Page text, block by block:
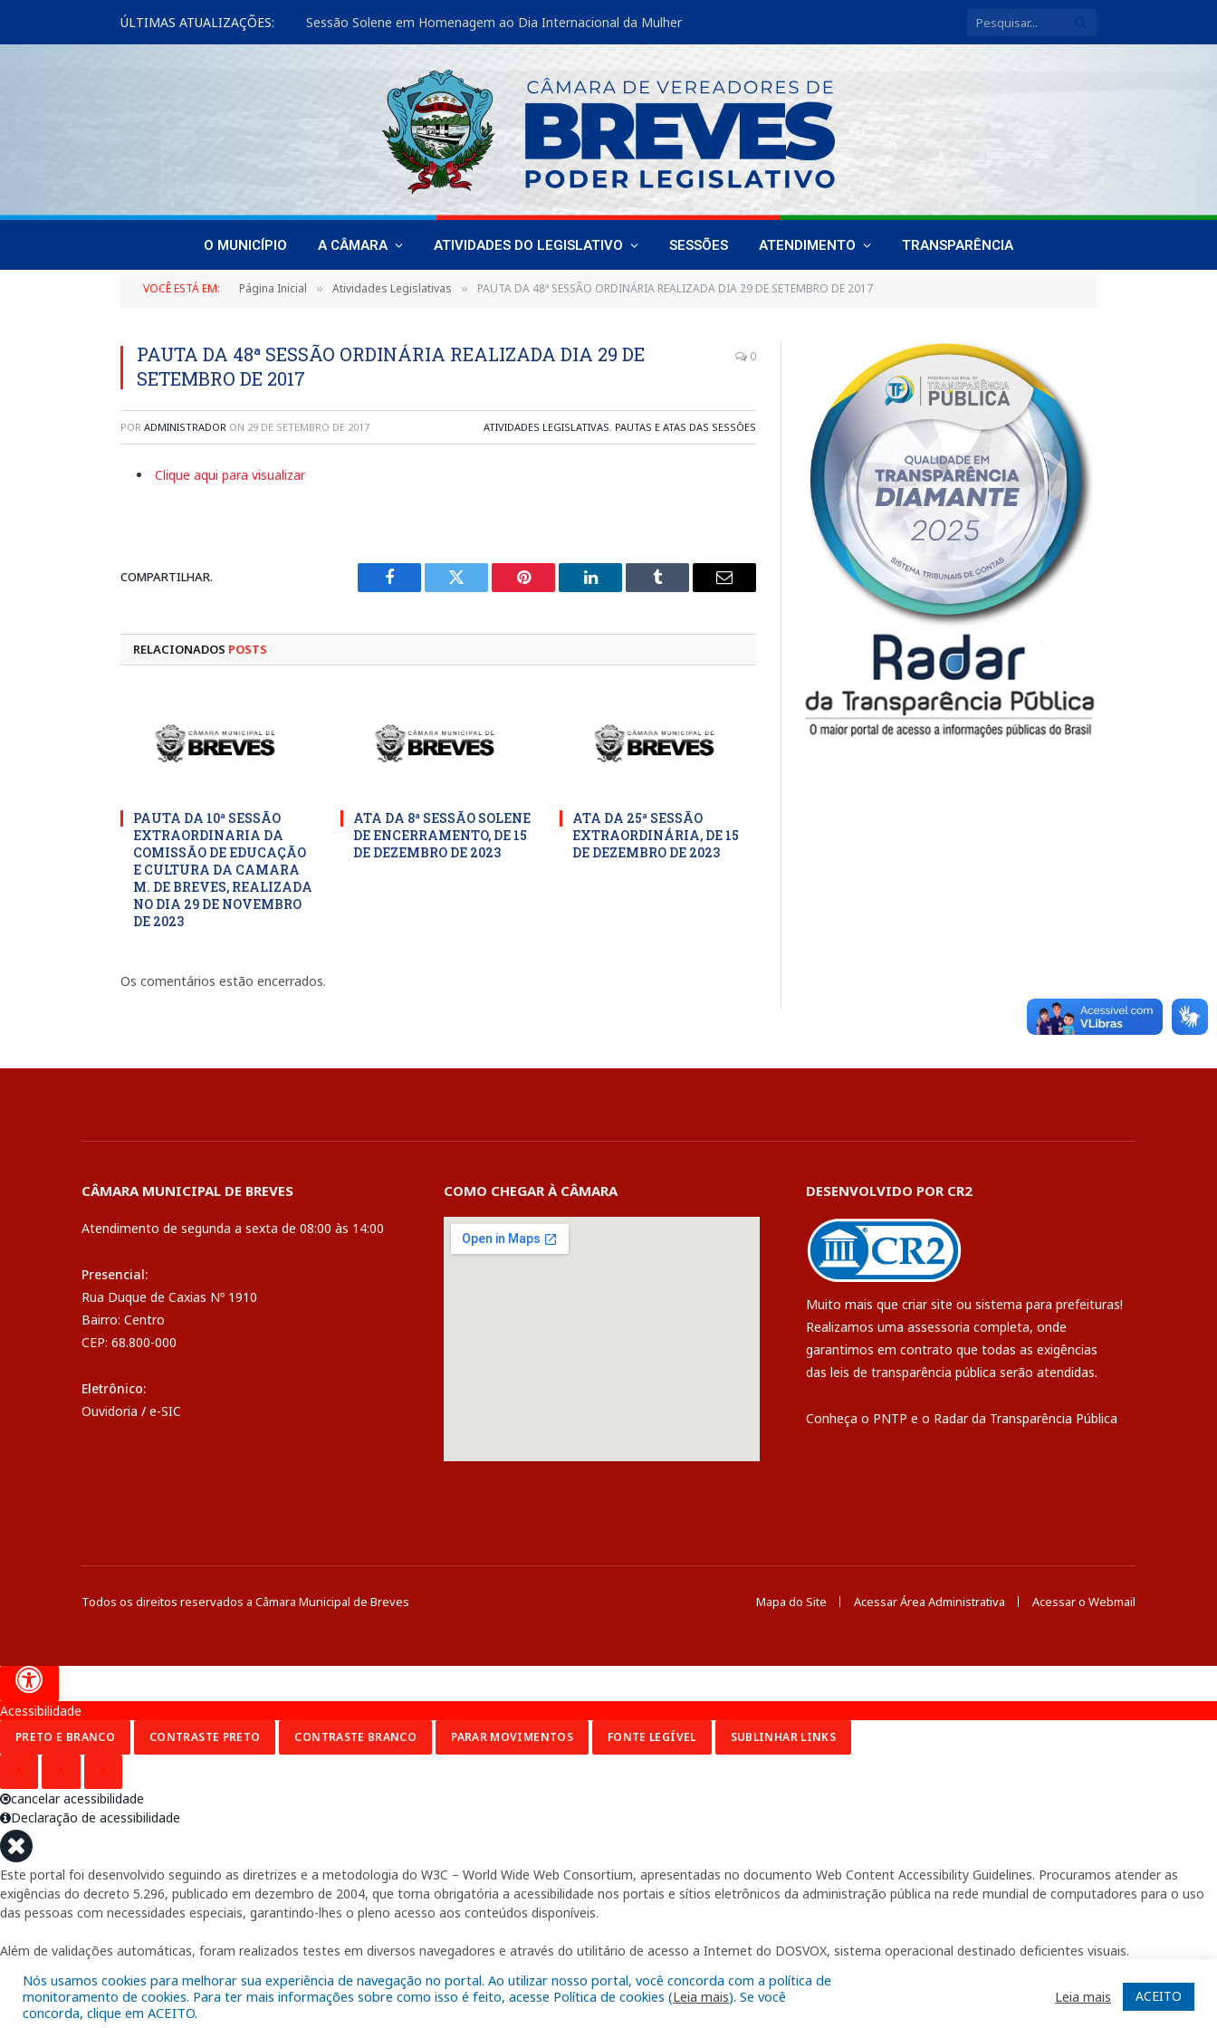
ÚLTIMAS ATUALIZAÇÕES: Sessão Solene em Homenagem ao Dia Internacional da Mulher
O MUNICÍPIO A CÂMARA ATIVIDADES DO LEGISLATIVO SESSÕES ATENDIMENTO TRANSPARÊNCIA
VOCÊ ESTÁ EM: Página Inicial » Atividades Legislativas » PAUTA DA 48ª SESSÃO ORDINÁRIA REALIZADA DIA 29 DE SETEMBRO DE 2017
PAUTA DA 48ª SESSÃO ORDINÁRIA REALIZADA DIA 29 DE
SETEMBRO DE 2017
0
POR ADMINISTRADOR ON 29 DE SETEMBRO DE 2017 ATIVIDADES LEGISLATIVAS, PAUTAS E ATAS DAS SESSÕES
Clique aqui para visualizar
COMPARTILHAR.
Facebook Twitter Pinterest LinkedIn Tumblr
E-
RELACIONADOS POSTS
PAUTA DA 10ª SESSÃO
EXTRAORDINARIA DA
COMISSÃO DE EDUCAÇÃO
E CULTURA DA CAMARA
M. DE BREVES, REALIZADA
NO DIA 29 DE NOVEMBRO
DE 2023
ATA DA 8ª SESSÃO SOLENE
DE ENCERRAMENTO, DE 15
DE DEZEMBRO DE 2023
ATA DA 25ª SESSÃO
EXTRAORDINÁRIA, DE 15
DE DEZEMBRO DE 2023
Os comentários estão encerrados.
CÂMARA MUNICIPAL DE BREVES
Atendimento de segunda a sexta de 08:00 às 14:00
Presencial:
Rua Duque de Caxias Nº 1910
Bairro: Centro
CEP: 68.800-000
Eletrônico:
Ouvidoria / e-SIC
COMO CHEGAR À CÂMARA DESENVOLVIDO POR CR2
Muito mais que criar site ou sistema para prefeituras!
Realizamos uma assessoria completa, onde
garantimos em contrato que todas as exigências
das leis de transparência pública serão atendidas.
Conheça o PNTP e o Radar da Transparência Pública
Todos os direitos reservados a Câmara Municipal de Breves Mapa do Site Acessar Área Administrativa Acessar o Webmail
Nós usamos cookies para melhorar sua experiência de navegação no portal. Ao utilizar nosso portal, você concorda com a política de
monitoramento de cookies. Para ter mais informações sobre como isso é feito, acesse Política de cookies (Leia mais). Se você
concorda, clique em ACEITO.
Leia mais ACEITO
Acessibilidade
PRETO E BRANCO CONTRASTE PRETO CONTRASTE BRANCO PARAR MOVIMENTOS FONTE LEGÍVEL SUBLINHAR LINKS
cancelar acessibilidade
Declaração de acessibilidade
Este portal foi desenvolvido seguindo as diretrizes e a metodologia do W3C – World Wide Web Consortium, apresentadas no documento Web Content Accessibility Guidelines. Procuramos atender as
exigências do decreto 5.296, publicado em dezembro de 2004, que torna obrigatória a acessibilidade nos portais e sítios eletrônicos da administração pública na rede mundial de computadores para o uso
das pessoas com necessidades especiais, garantindo-lhes o pleno acesso aos conteúdos disponíveis.
Além de validações automáticas, foram realizados testes em diversos navegadores e através do utilitário de acesso a Internet do DOSVOX, sistema operacional destinado deficientes visuais.
Fornecido por: